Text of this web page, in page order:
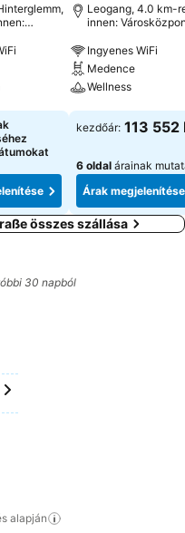
Leogang, 4.0 km-
innen:
Ingyenes WiFi
Medence
Wellness
Árak
kezdőár: 113 552
6 oldal árainak
Árak megjelenítése
összes szállása
30 napból
alapján